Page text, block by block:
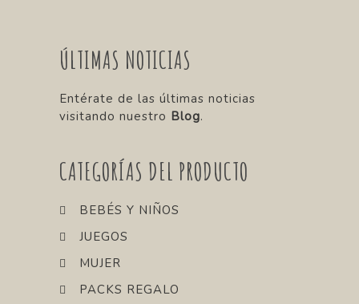
ÚLTIMAS NOTICIAS
Entérate de las últimas noticias
visitando nuestro Blog.
CATEGORÍAS DEL PRODUCTO
BEBÉS Y NIÑOS
JUEGOS
MUJER
PACKS REGALO